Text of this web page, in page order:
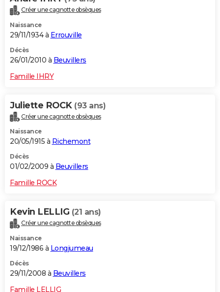
Créer une cagnotte obsèques
Naissance
29/11/1934 à Errouville
Décès
26/01/2010 à Beuvillers
Famille IHRY
Juliette ROCK (93 ans)
Créer une cagnotte obsèques
Naissance
20/05/1915 à Richemont
Décès
01/02/2009 à Beuvillers
Famille ROCK
Kevin LELLIG (21 ans)
Créer une cagnotte obsèques
Naissance
19/12/1986 à Longjumeau
Décès
29/11/2008 à Beuvillers
Famille LELLIG